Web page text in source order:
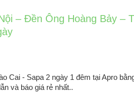
– Đền Ông Hoàng Bảy –
Cai - Sapa 2 ngày 1 đêm tại Apro
và báo giá rẻ nhất..